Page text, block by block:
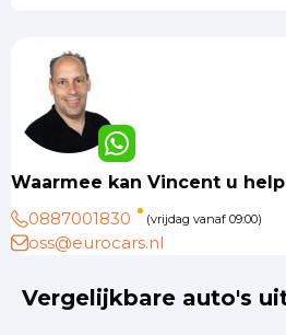
Waarmee kan Vincent u
0887001830
(vrijdag vanaf 09:00)
oss@eurocars.nl
Vergelijkbare auto's